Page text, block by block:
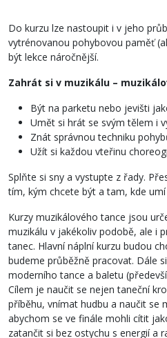
Do kurzu lze nastoupit i v jeho
vytrénovanou pohybovou paměť
být lekce náročnější.
Zahrát si v muzikálu –
Být na parketu nebo jevišti
Umět si hrát se svým tělem i
Znát správnou techniku
Užít si každou vteřinu
Splňte si sny a vystupte z řady.
tím, kým chcete být a tam, kde umí
Kurzy muzikálového tance jsou
muzikálu v jakékoliv podobě, ale i
tanec. Hlavní náplní kurzu budou
budeme průběžně pracovat. Dále
moderního tance a baletu
Cílem je naučit se nejen taneční
příběhu, vnímat hudbu a naučit se
abychom se ve finále mohli cítit
zatančit si bez ostychu s energií a